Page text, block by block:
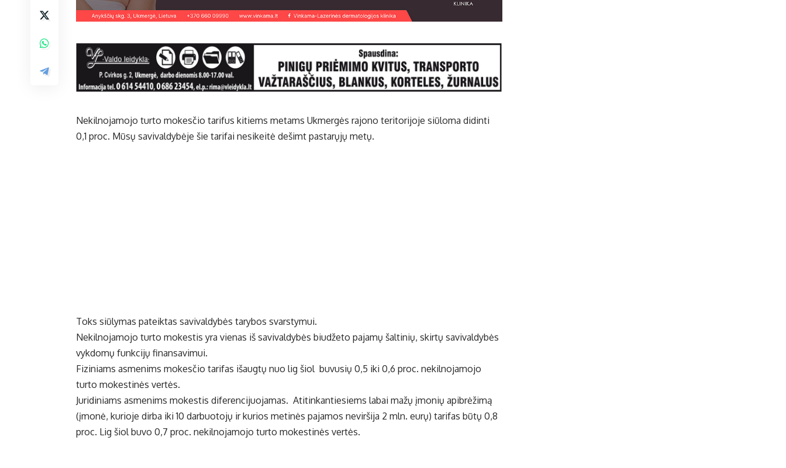
Nekilnojamojo turto mokesčio tarifus kitiems metams Ukmergės rajono teritorijoje siūloma didinti
0,1 proc. Mūsų savivaldybėje šie tarifai nesikeitė dešimt pastarųjų metų.
Toks siūlymas pateiktas savivaldybės tarybos svarstymui.
Nekilnojamojo turto mokestis yra vienas iš savivaldybės biudžeto pajamų šaltinių, skirtų savivaldybės
vykdomų funkcijų finansavimui.
Fiziniams asmenims mokesčio tarifas išaugtų nuo lig šiol buvusių 0,5 iki 0,6 proc. nekilnojamojo
turto mokestinės vertės.
Juridiniams asmenims mokestis diferencijuojamas. Atitinkantiesiems labai mažų įmonių apibrėžimą
(įmonė, kurioje dirba iki 10 darbuotojų ir kurios metinės pajamos neviršija 2 mln. eurų) tarifas būtų 0,8
proc. Lig šiol buvo 0,7 proc. nekilnojamojo turto mokestinės vertės.